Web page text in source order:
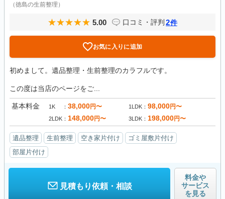
（徳島の生前整理）
5.00 口コミ・評判 2件
お気に入りに追加
初めまして。遺品整理・生前整理のカラフルです。
この度は当店のページをご...
基本料金 1K 38,000円〜 1LDK 98,000円〜
2LDK 148,000円〜 3LDK 198,000円〜
遺品整理 生前整理 空き家片付け
ゴミ屋敷片付け
部屋片付け
見積もり依頼・相談
料金や
サービス
を見る